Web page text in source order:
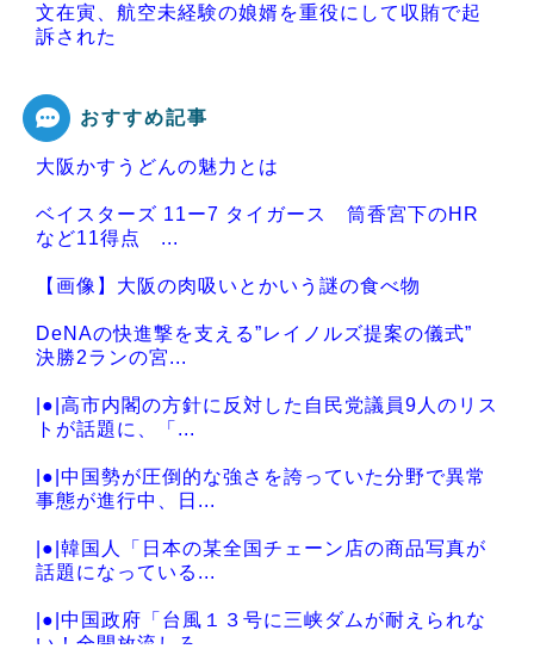
文在寅、航空未経験の娘婿を重役にして収賄で起
訴された
Powered by livedoor 相互RSS
おすすめ記事
大阪かすうどんの魅力とは
ベイスターズ 11ー7 タイガース 筒香宮下のHR
など11得点 ...
【画像】大阪の肉吸いとかいう謎の食べ物
DeNAの快進撃を支える”レイノルズ提案の儀式”
決勝2ランの宮...
|●|高市内閣の方針に反対した自民党議員9人のリス
トが話題に、「...
|●|中国勢が圧倒的な強さを誇っていた分野で異常
事態が進行中、日...
|●|韓国人「日本の某全国チェーン店の商品写真が
話題になっている...
|●|中国政府「台風１３号に三峡ダムが耐えられな
い！全開放流しろ...